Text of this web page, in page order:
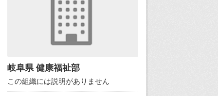
岐阜県 健康福祉部
この組織には説明がありません